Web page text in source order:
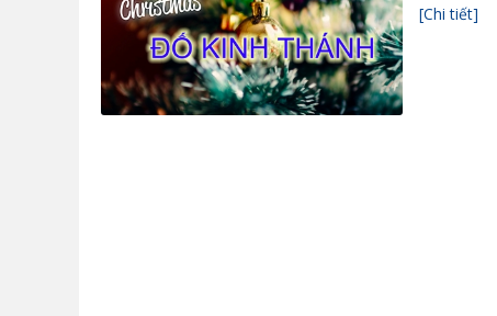
[Chi tiết]